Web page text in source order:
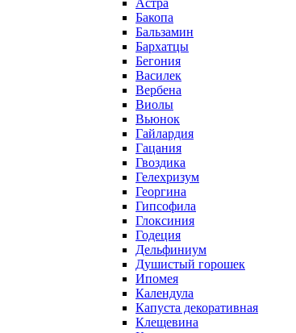
Астра
Бакопа
Бальзамин
Бархатцы
Бегония
Василек
Вербена
Виолы
Вьюнок
Гайлардия
Гацания
Гвоздика
Гелехризум
Георгина
Гипсофила
Глоксиния
Годеция
Дельфиниум
Душистый горошек
Ипомея
Календула
Капуста декоративная
Клещевина